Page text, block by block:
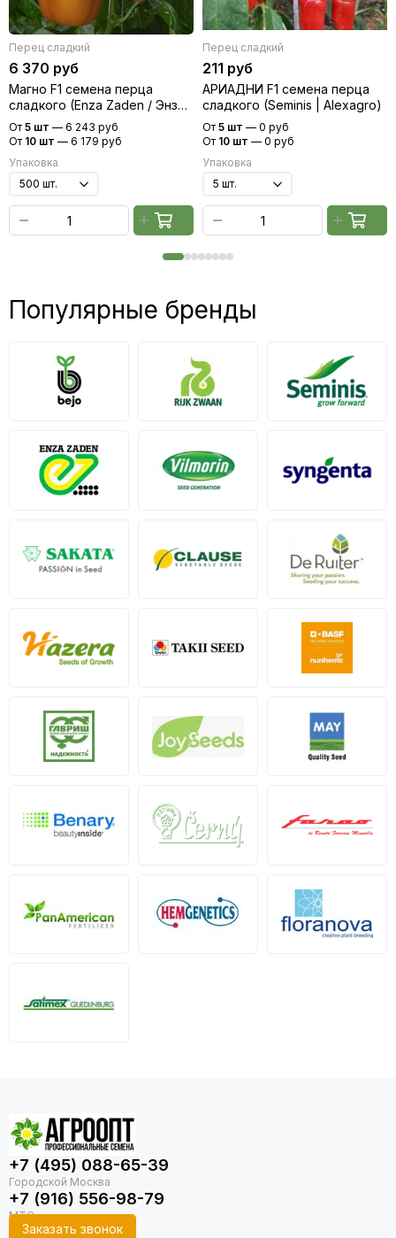
Перец сладкий
6 370 руб
Магно F1 семена перца
сладкого (Enza Zaden / Энза
Заден)
От 5 шт — 6 243 руб
От 10 шт — 6 179 руб
Упаковка
Перец сладкий
211 руб
АРИАДНИ F1 семена перца
сладкого (Seminis | Alexagro)
От 5 шт — 0 руб
От 10 шт — 0 руб
Упаковка
Популярные бренды
+7 (495) 088-65-39
+7 (916) 556-98-79
Заказать звонок